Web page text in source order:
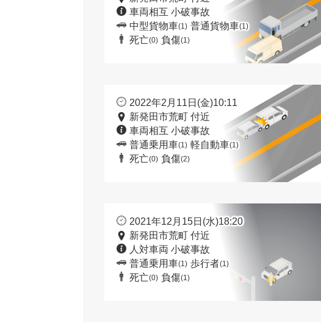
車両相互 小破事故
中型貨物車(1) 普通貨物車(1)
死亡(0) 負傷(1)
2022年2月11日(金)10:11
新発田市荒町 付近
車両相互 小破事故
普通乗用車(1) 軽自動車(1)
死亡(0) 負傷(2)
2021年12月15日(水)18:20
新発田市荒町 付近
人対車両 小破事故
普通乗用車(1) 歩行者(1)
死亡(0) 負傷(1)